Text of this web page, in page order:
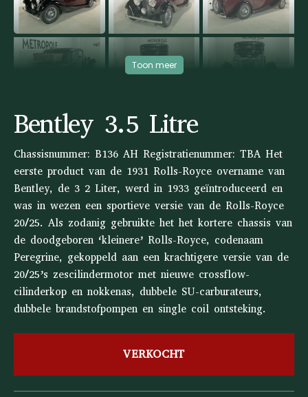
Toon meer
Bentley 3.5 Litre
Chassisnummer: B136 AH Registratienummer: TBA Het
eerste product van de 1931 Rolls-Royce overname van
Bentley, de 3 2 Liter, werd in 1933 geïntroduceerd en
was in wezen een sportieve versie van de Rolls-Royce
20/25. Als zodanig gebruikte het het kortere chassis van
de doodgeboren ‘kleinere’ Rolls-Royce, codenaam
Peregrine, gekoppeld aan een krachtigere versie van de
20/25’s zescilindermotor met nieuwe crossflow-
cilinderkop en nokkenas, dubbele SU-carburateurs,
dubbele brandstofpompen en single coil ontsteking.
VERKOCHT